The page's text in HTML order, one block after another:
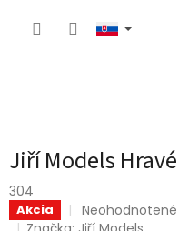
Jiří Models
304
Akcia
Priemerné
hodnotenie
Neohodnotené